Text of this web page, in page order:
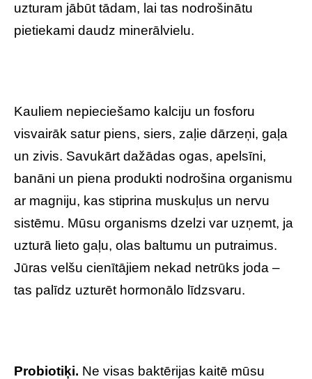
uzturam jābūt tādam, lai tas nodrošinātu
pietiekami daudz minerālvielu.
Kauliem nepieciešamo kalciju un fosforu
visvairāk satur piens, siers, zaļie dārzeņi, gaļa
un zivis. Savukārt dažādas ogas, apelsīni,
banāni un piena produkti nodrošina organismu
ar magniju, kas stiprina muskuļus un nervu
sistēmu. Mūsu organisms dzelzi var uzņemt, ja
uzturā lieto gaļu, olas baltumu un putraimus.
Jūras velšu cienītājiem nekad netrūks joda –
tas palīdz uzturēt hormonālo līdzsvaru.
Probiotiķi. Ne visas baktērijas kaitē mūsu